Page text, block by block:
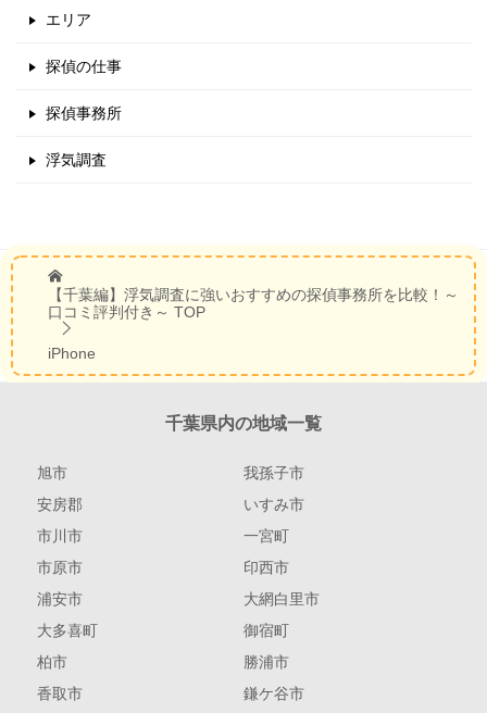
エリア
探偵の仕事
探偵事務所
浮気調査
【千葉編】浮気調査に強いおすすめの探偵事務所を比較！～
口コミ評判付き～ TOP
iPhone
千葉県内の地域一覧
旭市
我孫子市
安房郡
いすみ市
市川市
一宮町
市原市
印西市
浦安市
大網白里市
大多喜町
御宿町
柏市
勝浦市
香取市
鎌ケ谷市